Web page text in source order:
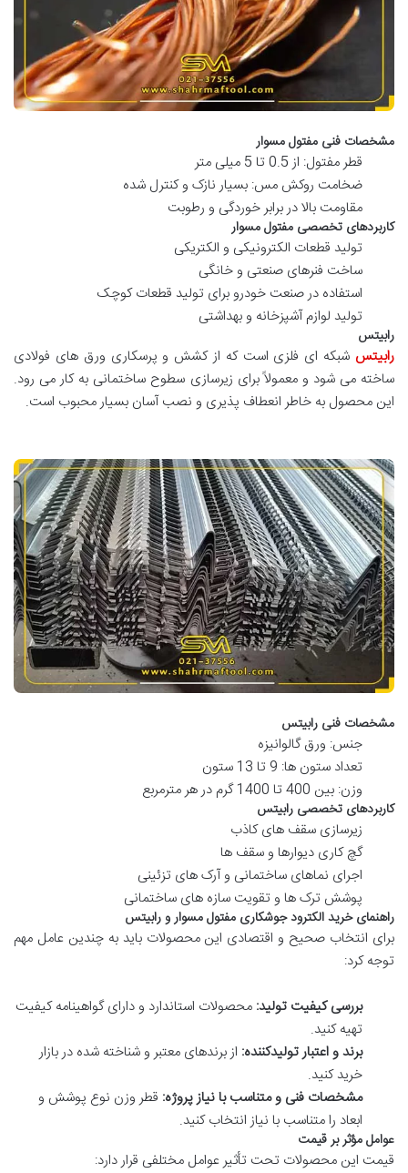
مشخصات فنی مفتول مسوار
قطر مفتول: از 0.5 تا 5 میلی متر
ضخامت روکش مس: بسیار نازک و کنترل شده
مقاومت بالا در برابر خوردگی و رطوبت
کاربردهای تخصصی مفتول مسوار
تولید قطعات الکترونیکی و الکتریکی
ساخت فنرهای صنعتی و خانگی
استفاده در صنعت خودرو برای تولید قطعات کوچک
تولید لوازم آشپزخانه و بهداشتی
رابیتس
رابیتس شبکه ای فلزی است که از کشش و پرسکاری ورق های فولادی
ساخته می شود و معمولاً برای زیرسازی سطوح ساختمانی به کار می رود.
این محصول به خاطر انعطاف پذیری و نصب آسان بسیار محبوب است.
مشخصات فنی رابیتس
جنس: ورق گالوانیزه
تعداد ستون ها: 9 تا 13 ستون
وزن: بین 400 تا 1400 گرم در هر مترمربع
کاربردهای تخصصی رابیتس
زیرسازی سقف های کاذب
گچ کاری دیوارها و سقف ها
اجرای نماهای ساختمانی و آرک های تزئینی
پوشش ترک ها و تقویت سازه های ساختمانی
راهنمای خرید الکترود جوشکاری مفتول مسوار و رابیتس
برای انتخاب صحیح و اقتصادی این محصولات باید به چندین عامل مهم
توجه کرد:
بررسی کیفیت تولید: محصولات استاندارد و دارای گواهینامه کیفیت
تهیه کنید.
برند و اعتبار تولیدکننده: از برندهای معتبر و شناخته شده در بازار
خرید کنید.
مشخصات فنی و متناسب با نیاز پروژه: قطر وزن نوع پوشش و
ابعاد را متناسب با نیاز انتخاب کنید.
عوامل مؤثر بر قیمت
قیمت این محصولات تحت تأثیر عوامل مختلفی قرار دارد: